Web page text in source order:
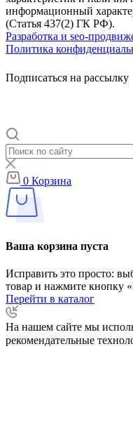
информационный
(Статья 437(2) ГК РФ).
Разработка и seo-
Политика
Подписаться на рассылку
0 Корзина
Ваша корзина пуста
Исправить это просто:
товар и нажмите кнопку
Перейти в каталог
На нашем сайте мы
рекомендательные